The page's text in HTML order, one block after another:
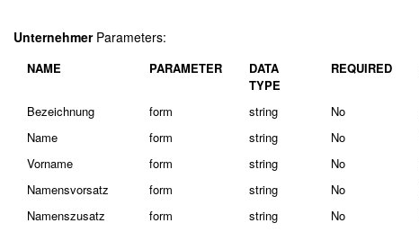
UnternehmerParameters:
NAME PARAMETER
DATA
TYPE
REQUIRED
Bezeichnung form string No
Name
form string No
Vorname
form string No
Namensvorsatz
form string No
Namenszusatz
form string No